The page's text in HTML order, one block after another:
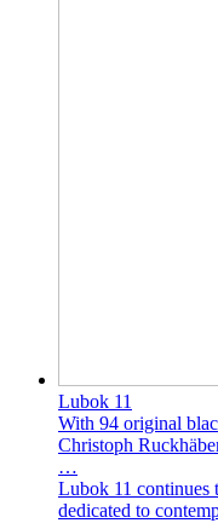
Lubok 11
With 94 original
Christoph
…
Lubok 11 continues
dedicated to